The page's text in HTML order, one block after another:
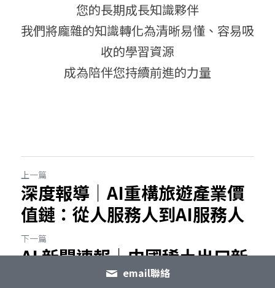
您的長期成長知識夥伴
我們將龐雜的知識轉化為清晰易懂、容易吸
收的學習資源
成為陪伴您持續前進的力量
上一篇
深度報導｜AI重構旅遊產業價
值鏈：從人服務人到AI服務人
下一篇
AI 新聞速報｜中國稀土出口新
管制震撼全球半導體 台灣、
email聯絡